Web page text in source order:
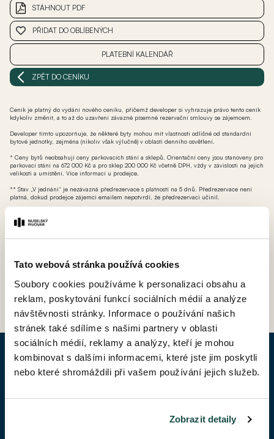
Tato webová stránka používá cookies
Soubory cookies používáme k personalizaci obsahu a
reklam, poskytování funkcí sociálních médií a analýze
návštěvnosti stránky. Informace o používání našich
stránek také sdílíme s našimi partnery v oblasti
sociálních médií, reklamy a analýzy, kteří je mohou
kombinovat s dalšími informacemi, které jste jim poskytli
nebo které shromáždili při vašem používání jejich služeb.
Zobrazit detaily
STÁHNOUT PDF
PŘIDAT DO OBLÍBENÝCH
PLATEBNÍ KALENDÁŘ
ZPĚT DO CENÍKU
Ceník je platný do vydání nového ceníku, přičemž developer si vyhrazuje právo tento ceník
kdykoliv změnit, a to až do uzavření závazné písemné rezervační smlouvy se zájemcem.
Developer tímto upozorňuje, že některé byty mohou mít vlastnosti odlišné od standardní
bytové jednotky, zejména (nikoliv však výlučně) v oblasti denního osvětlení.
* Ceny bytů neobsahují ceny parkovacích stání a sklepů. Orientační ceny jsou stanoveny pro
parkovací stání na 672 000 Kč a pro sklep 200 000 Kč včetně DPH, vždy v závislosti na jejich
velikosti a umístění. Více informací u prodejce.
** Stav „V jednání“ je nezávazná předrezervace s platností na 5 dnů. Předrezervace není
platná, dokud prodejce zájemci emailem nepotvrdí, že předrezervaci učinil.
možností odpočtu DPH).
ZPĚT DO CENÍKU
POPTAT BYT